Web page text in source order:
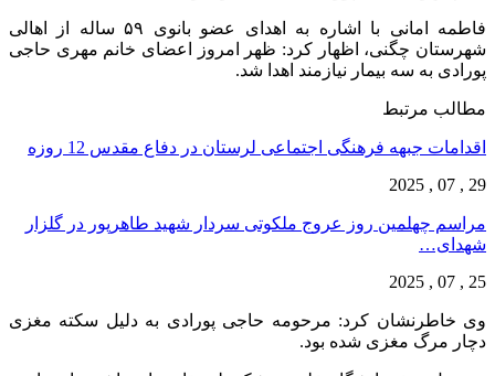
فاطمه امانی با اشاره به اهدای عضو بانوی ۵۹ ساله از اهالی
شهرستان چگنی، اظهار کرد: ظهر امروز اعضای خانم مهری حاجی
پورادی به سه بیمار نیازمند اهدا شد.
مطالب مرتبط
اقدامات جبهه فرهنگی اجتماعی لرستان در دفاع مقدس 12 روزه
29 , 07 , 2025
مراسم چهلمین روز عروج ملکوتی سردار شهید طاهرپور در گلزار
شهدای…
25 , 07 , 2025
وی خاطرنشان کرد: مرحومه حاجی پورادی به دلیل سکته مغزی
دچار مرگ مغزی شده بود.